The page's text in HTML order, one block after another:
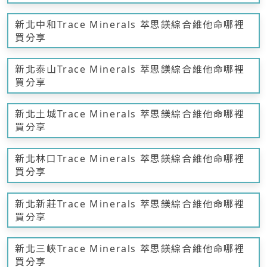
新北中和Trace Minerals 萃思鎂綜合維他命哪裡
買分享
新北泰山Trace Minerals 萃思鎂綜合維他命哪裡
買分享
新北土城Trace Minerals 萃思鎂綜合維他命哪裡
買分享
新北林口Trace Minerals 萃思鎂綜合維他命哪裡
買分享
新北新莊Trace Minerals 萃思鎂綜合維他命哪裡
買分享
新北三峽Trace Minerals 萃思鎂綜合維他命哪裡
買分享